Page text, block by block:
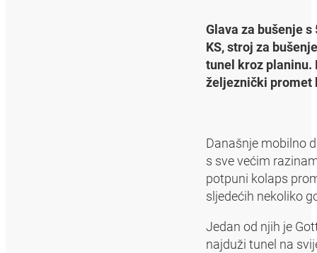
Glava za bušenje
KS, stroj za
tunel kroz planinu.
željeznički promet
Današnje mobilno
s sve većim
potpuni kolaps
sljedećih nekoliko
Jedan od njih je
najduži tunel na